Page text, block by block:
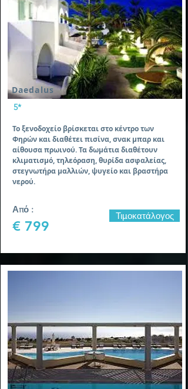
Daedalus
5*
Το ξενοδοχείο βρίσκεται στο κέντρο των
Φηρών και διαθέτει πισίνα, σνακ μπαρ και
αίθουσα πρωινού. Τα δωμάτια διαθέτουν
κλιματισμό, τηλεόραση, θυρίδα ασφαλείας,
στεγνωτήρα μαλλιών, ψυγείο και βραστήρα
νερού.
Από :
€ 799
Τιμοκατάλογος